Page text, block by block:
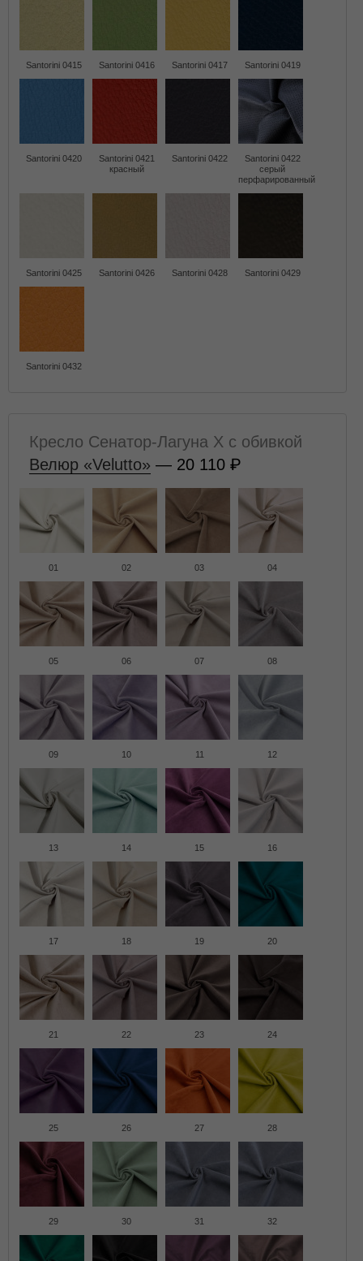
Santorini 0415 Santorini 0416 Santorini 0417 Santorini 0419
Santorini 0420
Santorini 0421
красный
Santorini 0422
Santorini 0422
серый
перфарированный
Santorini 0425 Santorini 0426 Santorini 0428 Santorini 0429
Santorini 0432
Кресло Сенатор-Лагуна X с обивкой
Велюр «Velutto» — 20 110
01 02 03 04
05 06 07 08
09 10 11 12
13 14 15 16
17 18 19 20
21 22 23 24
25 26 27 28
29 30 31 32